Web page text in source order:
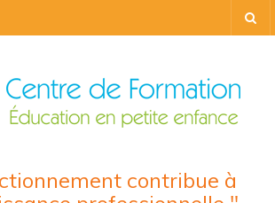
contribue à